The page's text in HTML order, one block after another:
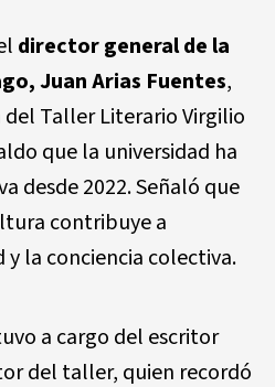
director general de la
Juan Arias Fuentes,
Taller Literario Virgilio
que la universidad ha
desde 2022. Señaló que
contribuye a
la conciencia colectiva.
a cargo del escritor
del taller, quien recordó